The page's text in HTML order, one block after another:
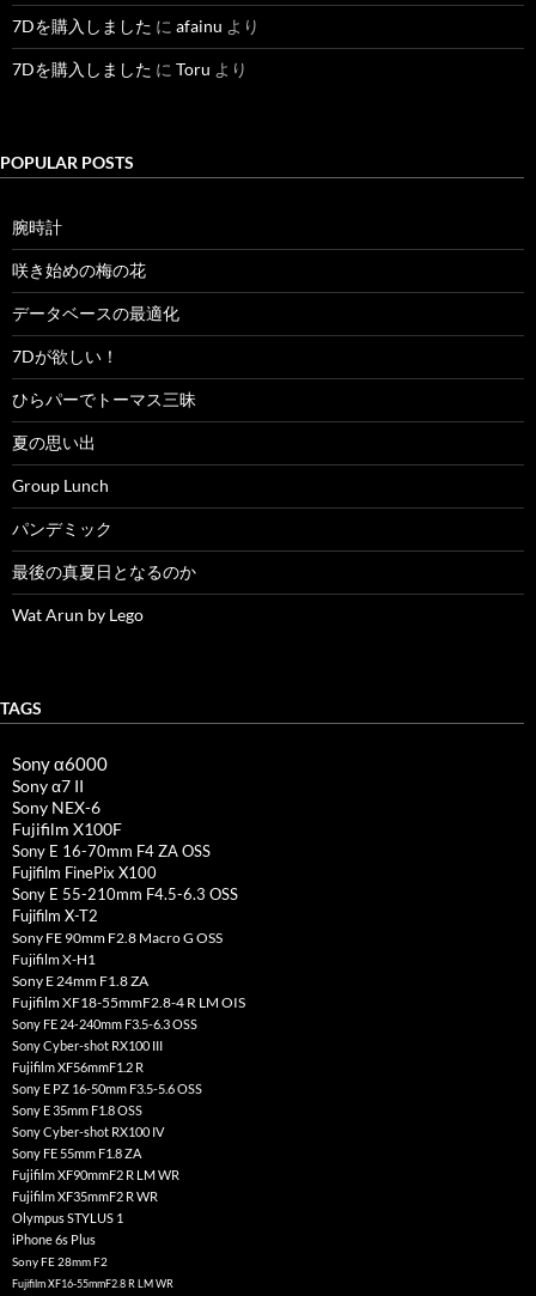
7Dを購入しました に afainu より
7Dを購入しました に Toru より
POPULAR POSTS
腕時計
咲き始めの梅の花
データベースの最適化
7Dが欲しい！
ひらパーでトーマス三昧
夏の思い出
Group Lunch
パンデミック
最後の真夏日となるのか
Wat Arun by Lego
TAGS
Sony α6000
Sony α7 II
Sony NEX-6
Fujifilm X100F
Sony E 16-70mm F4 ZA OSS
Fujifilm FinePix X100
Sony E 55-210mm F4.5-6.3 OSS
Fujifilm X-T2
Sony FE 90mm F2.8 Macro G OSS
Fujifilm X-H1
Sony E 24mm F1.8 ZA
Fujifilm XF18-55mmF2.8-4 R LM OIS
Sony FE 24-240mm F3.5-6.3 OSS
Sony Cyber-shot RX100 III
Fujifilm XF56mmF1.2 R
Sony E PZ 16-50mm F3.5-5.6 OSS
Sony E 35mm F1.8 OSS
Sony Cyber-shot RX100 IV
Sony FE 55mm F1.8 ZA
Fujifilm XF90mmF2 R LM WR
Fujifilm XF35mmF2 R WR
Olympus STYLUS 1
iPhone 6s Plus
Sony FE 28mm F2
Fujifilm XF16-55mmF2.8 R LM WR